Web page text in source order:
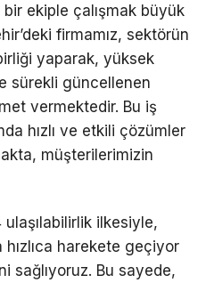
ekiple çalışmak büyük
firmamız, sektörün
yaparak, yüksek
sürekli güncellenen
vermektedir. Bu iş
hızlı ve etkili çözümler
müşterilerimizin
ilkesiyle,
harekete geçiyor
sağlıyoruz. Bu sayede,